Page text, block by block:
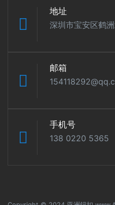
地址
深圳市宝安区鹤
邮箱
手机号
138 0220 5365